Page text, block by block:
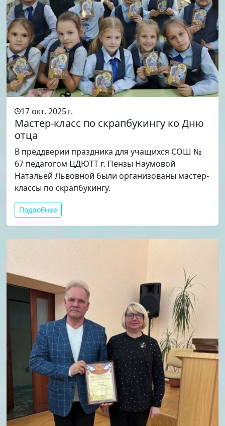
17 окт. 2025 г.
Мастер-класс по скрапбукингу ко Дню
отца
В преддверии праздника для учащихся СОШ №
67 педагогом ЦДЮТТ г. Пензы Наумовой
Натальей Львовной были организованы мастер-
классы по скрапбукингу.
Подробнее